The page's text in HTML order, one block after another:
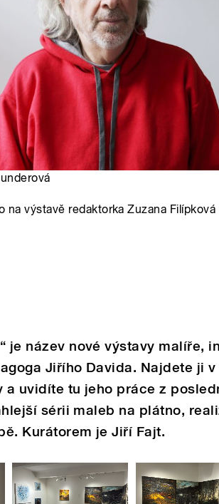
na výstavě redaktorka Zuzana Filípková
je název nové výstavy malíře,
Jiřího Davida. Najdete ji
a uvidíte tu jeho práce z
sérii maleb na plátno,
Kurátorem je Jiří Fajt.